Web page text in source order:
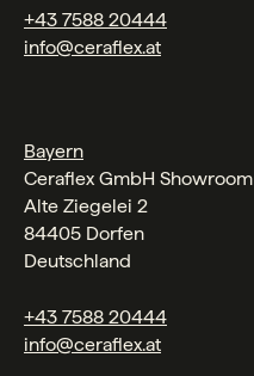
+43 7588 20444
info@ceraflex.at
Bayern
Ceraflex GmbH Showroom
Alte Ziegelei 2
84405 Dorfen
Deutschland
+43 7588 20444
info@ceraflex.at